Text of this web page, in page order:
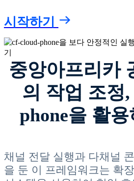
시작하기
중앙아프리카
의 작업 조정
phone을 활
채널 전달 실행과 다채널
을 둔 이 프레임워크는 확